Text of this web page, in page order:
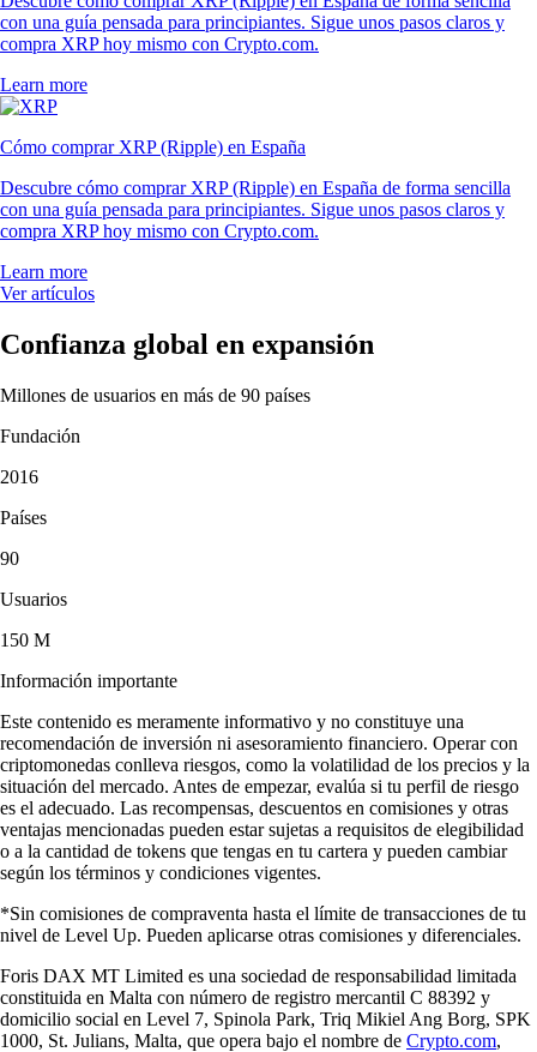
con una guía pensada para principiantes. Sigue unos pasos claros y
compra XRP hoy mismo con Crypto.com.
Learn more
Cómo comprar XRP (Ripple) en España
Descubre cómo comprar XRP (Ripple) en España de forma sencilla
con una guía pensada para principiantes. Sigue unos pasos claros y
compra XRP hoy mismo con Crypto.com.
Learn more
Ver artículos
Confianza global en expansión
Millones de usuarios en más de 90 países
Fundación
2016
Países
90
Usuarios
150 M
Información importante
Este contenido es meramente informativo y no constituye una
recomendación de inversión ni asesoramiento financiero. Operar con
criptomonedas conlleva riesgos, como la volatilidad de los precios y la
situación del mercado. Antes de empezar, evalúa si tu perfil de riesgo
es el adecuado. Las recompensas, descuentos en comisiones y otras
ventajas mencionadas pueden estar sujetas a requisitos de elegibilidad
o a la cantidad de tokens que tengas en tu cartera y pueden cambiar
según los términos y condiciones vigentes.
*Sin comisiones de compraventa hasta el límite de transacciones de tu
nivel de Level Up. Pueden aplicarse otras comisiones y diferenciales.
Foris DAX MT Limited es una sociedad de responsabilidad limitada
constituida en Malta con número de registro mercantil C 88392 y
domicilio social en Level 7, Spinola Park, Triq Mikiel Ang Borg, SPK
1000, St. Julians, Malta, que opera bajo el nombre de Crypto.com,